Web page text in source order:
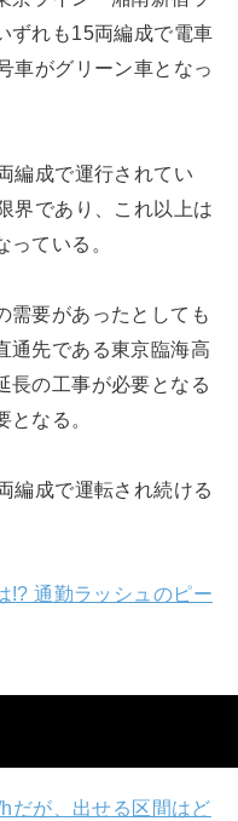
ずれも15両編成で電車
車がグリーン車となっ
編成で運行されてい
界であり、これ以上は
ている。
需要があったとしても
通先である東京臨海高
長の工事が必要となる
なる。
編成で運転され続ける
!? 通勤ラッシュのピー
だが、出せる区間はど